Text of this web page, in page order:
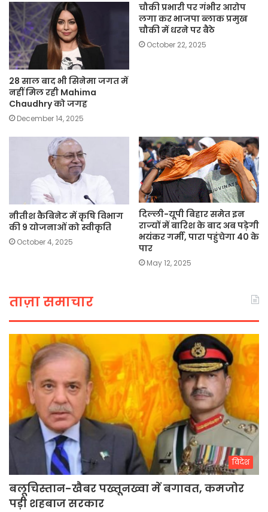
28 साल बाद भी सिनेमा जगत में
नहीं मिल रही Mahima
Chaudhry को जगह
December 14, 2025
चौकी प्रभारी पर गंभीर आरोप
लगा कर भाजपा ब्लाक प्रमुख
चौकी में धरने पर बैठे
October 22, 2025
नीतीश कैबिनेट में कृषि विभाग
की 9 योजनाओं को स्वीकृति
October 4, 2025
दिल्ली-यूपी बिहार समेत इन
राज्यों में बारिश के बाद अब पड़ेगी
भयंकर गर्मी, पारा पहुंचेगा 40 के
पार
May 12, 2025
ताज़ा समाचार
विदेश
बलूचिस्तान-खैबर पख्तूनख्वा में बगावत, कमजोर
पड़ी शहबाज सरकार